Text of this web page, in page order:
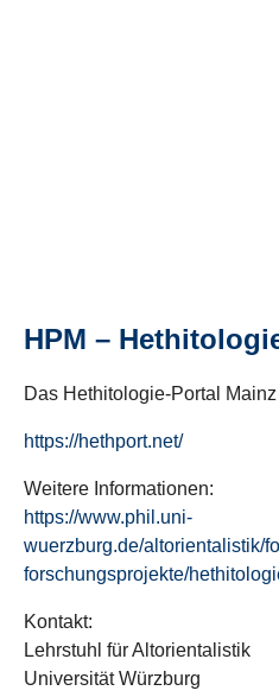
HPM –
Das Hethitologie-Portal
https://hethport.net/
Weitere Informationen:
https://www.phil.uni-
wuerzburg.de/altorientalistik/
forschungsprojekte/
Kontakt:
Lehrstuhl für Altorientalistik
Universität Würzburg